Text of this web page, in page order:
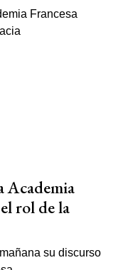
Academia
rol de la